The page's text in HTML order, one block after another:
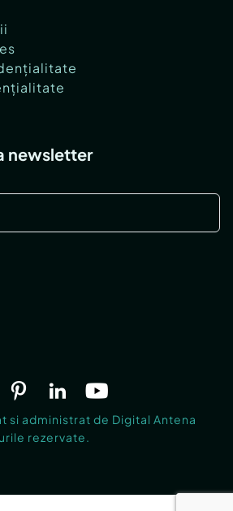
newsletter
si administrat de Digital Antena
rezervate.